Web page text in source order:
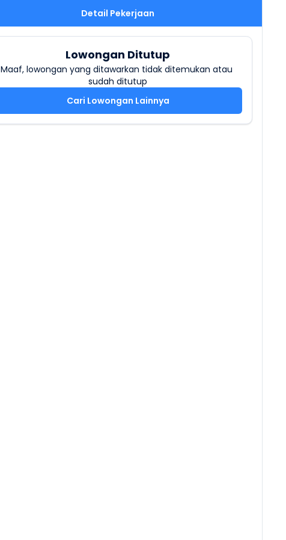
Detail Pekerjaan
Lowongan Ditutup
Maaf, lowongan yang ditawarkan tidak ditemukan atau
sudah ditutup
Cari Lowongan Lainnya